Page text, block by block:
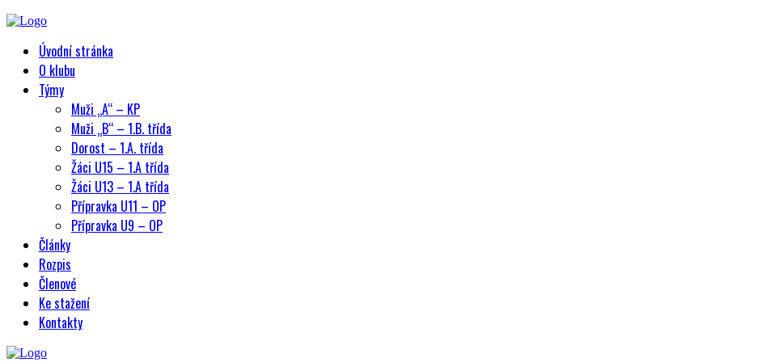
Úvodní stránka
O klubu
Týmy
Muži „A“ – KP
Muži „B“ – 1.B. třída
Dorost – 1.A. třída
Žáci U15 – 1.A třída
Žáci U13 – 1.A třída
Přípravka U11 – OP
Přípravka U9 – OP
Články
Rozpis
Členové
Ke stažení
Kontakty